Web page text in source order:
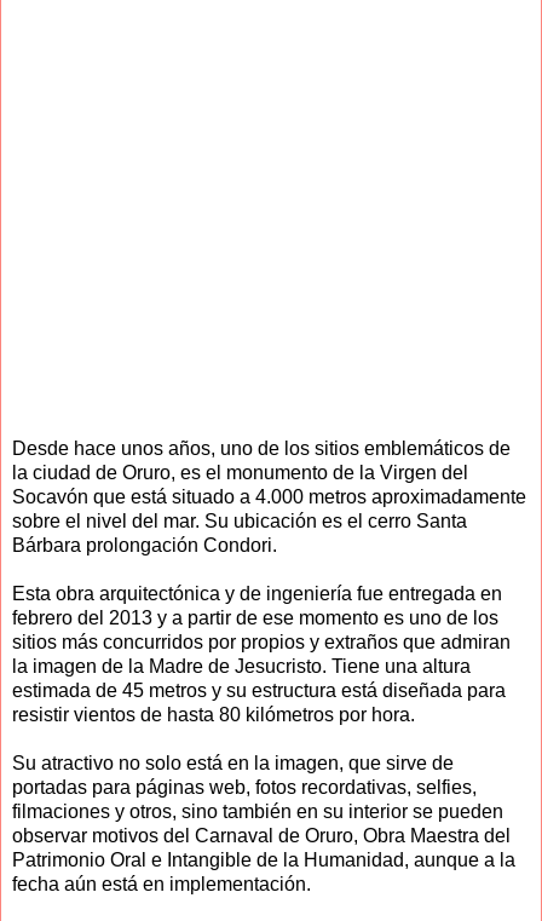
Desde hace unos años, uno de los sitios emblemáticos de
la ciudad de Oruro, es el monumento de la Virgen del
Socavón que está situado a 4.000 metros aproximadamente
sobre el nivel del mar. Su ubicación es el cerro Santa
Bárbara prolongación Condori.
Esta obra arquitectónica y de ingeniería fue entregada en
febrero del 2013 y a partir de ese momento es uno de los
sitios más concurridos por propios y extraños que admiran
la imagen de la Madre de Jesucristo. Tiene una altura
estimada de 45 metros y su estructura está diseñada para
resistir vientos de hasta 80 kilómetros por hora.
Su atractivo no solo está en la imagen, que sirve de
portadas para páginas web, fotos recordativas, selfies,
filmaciones y otros, sino también en su interior se pueden
observar motivos del Carnaval de Oruro, Obra Maestra del
Patrimonio Oral e Intangible de la Humanidad, aunque a la
fecha aún está en implementación.